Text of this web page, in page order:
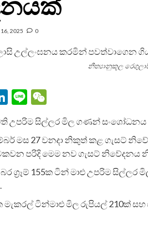
2025 0
නීත්‍යානුකූල
LinkedIn
LineWeChat
උපරිම සිල්ලර මිල ගණන්
මස 27 වනදා නිකුත් කළ ගැසට්
පරිදි මෙම නව ගැසට් නිවේදනය
ග්‍රෑම් 155ක ටින් මාළු උපරිම සිල්ලර
මැකරල් ටින්මාළු මිල රුපියල් 210ක්